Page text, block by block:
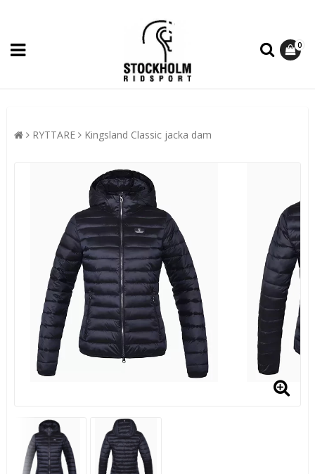
0
RYTTARE Kingsland Classic jacka dam